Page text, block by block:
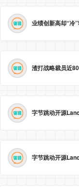
字节跳动开源